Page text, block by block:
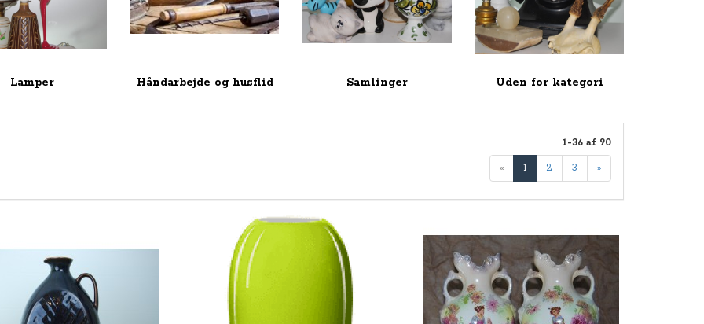
Lamper Håndarbejde og husflid Samlinger Uden for kategori
1-36 af 90
« 1 2 3 »